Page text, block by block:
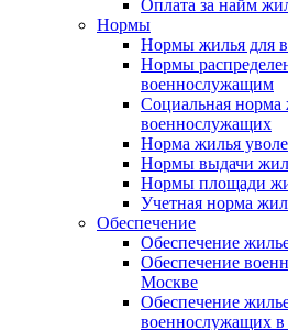
Оплата за найм
Нормы
Нормы жилья для
Нормы
военнослужащим
Социальная норма
военнослужащих
Норма жилья
Нормы выдачи
Нормы площади
Учетная норма
Обеспечение
Обеспечение
Обеспечение
Москве
Обеспечение
военнослужащих